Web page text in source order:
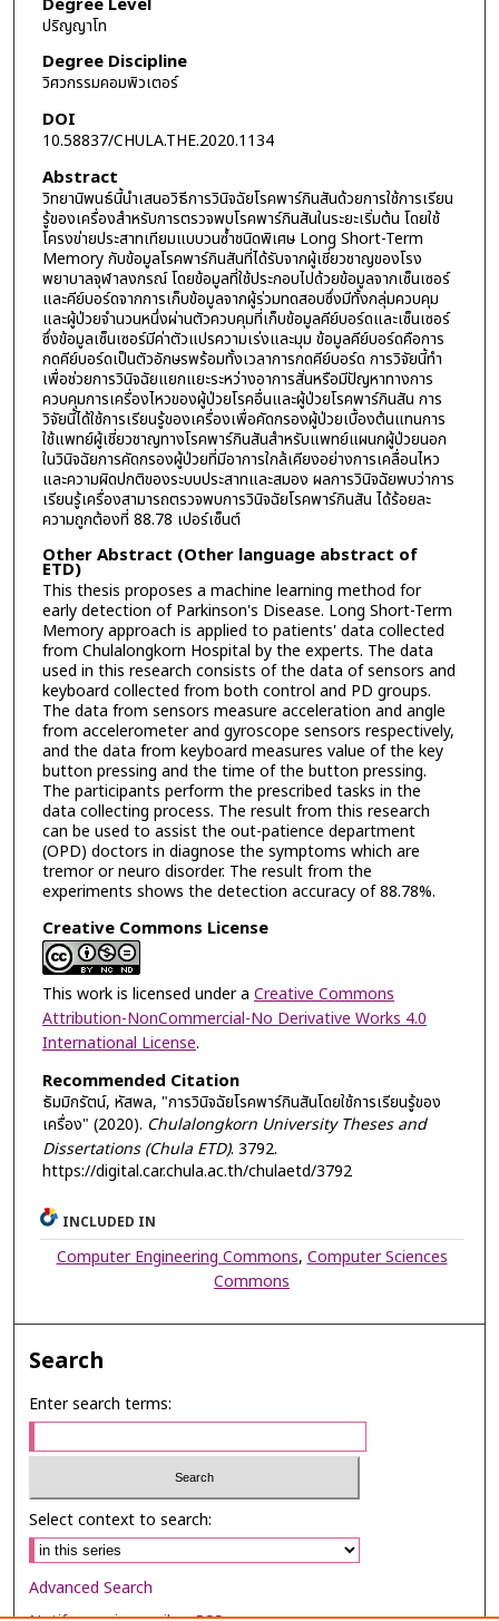
ปริญญาโท
Degree Discipline
วิศวกรรมคอมพิวเตอร์
DOI
10.58837/CHULA.THE.2020.1134
Abstract
วิทยานิพนธ์นี้นำเสนอวิธีการวินิจฉัยโรคพาร์กินสันด้วยการใช้การเรียน
รู้ของเครื่องสำหรับการตรวจพบโรคพาร์กินสันในระยะเริ่มต้น โดยใช้
โครงข่ายประสาทเทียมแบบวนซ้ำชนิดพิเศษ Long Short-Term
Memory กับข้อมูลโรคพาร์กินสันที่ได้รับจากผู้เชี่ยวชาญของโรง
พยาบาลจุฬาลงกรณ์ โดยข้อมูลที่ใช้ประกอบไปด้วยข้อมูลจากเซ็นเซอร์
และคีย์บอร์ดจากการเก็บข้อมูลจากผู้ร่วมทดสอบซึ่งมีทั้งกลุ่มควบคุม
และผู้ป่วยจำนวนหนึ่งผ่านตัวควบคุมที่เก็บข้อมูลคีย์บอร์ดและเซ็นเซอร์
ซึ่งข้อมูลเซ็นเซอร์มีค่าตัวแปรความเร่งและมุม ข้อมูลคีย์บอร์ดคือการ
กดคีย์บอร์ดเป็นตัวอักษรพร้อมทั้งเวลาการกดคีย์บอร์ด การวิจัยนี้ทำ
เพื่อช่วยการวินิจฉัยแยกแยะระหว่างอาการสั่นหรือมีปัญหาทางการ
ควบคุมการเครื่องไหวของผู้ป่วยโรคอื่นและผู้ป่วยโรคพาร์กินสัน การ
วิจัยนี้ได้ใช้การเรียนรู้ของเครื่องเพื่อคัดกรองผู้ป่วยเบื้องต้นแทนการ
ใช้แพทย์ผู้เชี่ยวชาญทางโรคพาร์กินสันสำหรับแพทย์แผนกผู้ป่วยนอก
ในวินิจฉัยการคัดกรองผู้ป่วยที่มีอาการใกล้เคียงอย่างการเคลื่อนไหว
และความผิดปกติของระบบประสาทและสมอง ผลการวินิจฉัยพบว่าการ
เรียนรู้เครื่องสามารถตรวจพบการวินิจฉัยโรคพาร์กินสัน ได้ร้อยละ
ความถูกต้องที่ 88.78 เปอร์เซ็นต์
Other Abstract (Other language abstract of
ETD)
This thesis proposes a machine learning method for
early detection of Parkinson's Disease. Long Short-Term
Memory approach is applied to patients' data collected
from Chulalongkorn Hospital by the experts. The data
used in this research consists of the data of sensors and
keyboard collected from both control and PD groups.
The data from sensors measure acceleration and angle
from accelerometer and gyroscope sensors respectively,
and the data from keyboard measures value of the key
button pressing and the time of the button pressing.
The participants perform the prescribed tasks in the
data collecting process. The result from this research
can be used to assist the out-patience department
(OPD) doctors in diagnose the symptoms which are
tremor or neuro disorder. The result from the
experiments shows the detection accuracy of 88.78%.
Creative Commons License
This work is licensed under a Creative Commons
Attribution-NonCommercial-No Derivative Works 4.0
International License.
Recommended Citation
ธัมมิกรัตน์, หัสพล, "การวินิจฉัยโรคพาร์กินสันโดยใช้การเรียนรู้ของ
เครื่อง" (2020). Chulalongkorn University Theses and
Dissertations (Chula ETD). 3792.
https://digital.car.chula.ac.th/chulaetd/3792
INCLUDED IN
Computer Engineering Commons, Computer Sciences
Commons
Search
Enter search terms:
Select context to search:
Advanced Search